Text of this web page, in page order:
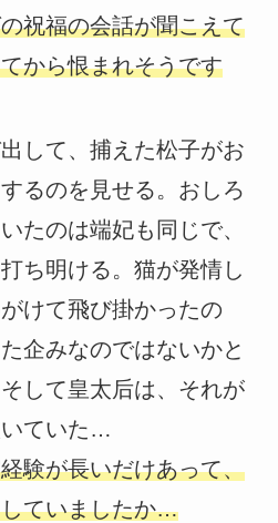
祝福の会話が聞こえて
から恨まれそうです
して、捕えた松子がお
るのを見せる。おしろ
たのは端妃も同じで、
ち明ける。猫が発情し
けて飛び掛かったの
企みなのではないかと
して皇太后は、それが
いていた…
験が長いだけあって、
ていましたか…